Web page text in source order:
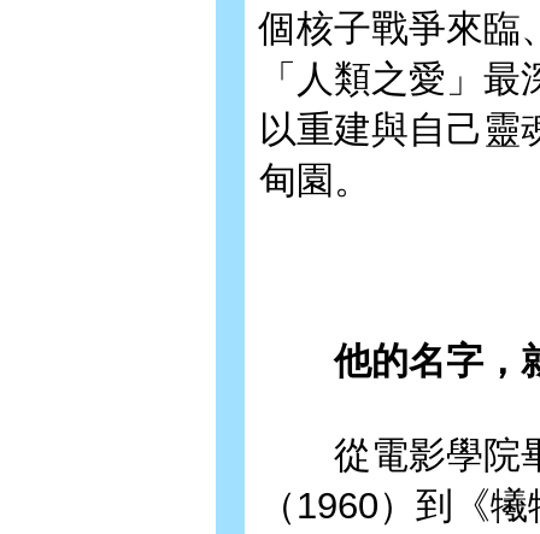
個核子戰爭來臨
「人類之愛」
以重建與自己靈
甸園。
他的名字，
從電影學院畢
（1960）到《